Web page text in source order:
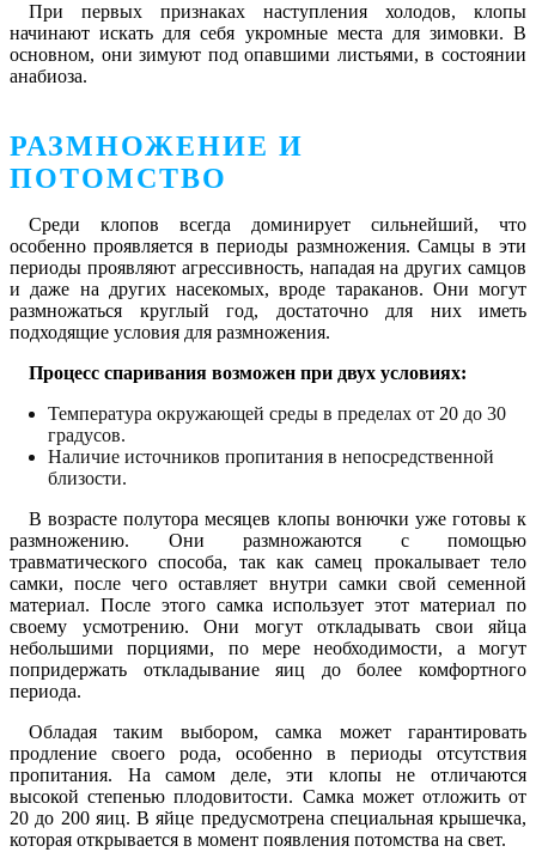
При первых признаках наступления холодов, клопы
начинают искать для себя укромные места для зимовки. В
основном, они зимуют под опавшими листьями, в состоянии
анабиоза.
РАЗМНОЖЕНИЕ И
ПОТОМСТВО
Среди клопов всегда доминирует сильнейший, что
особенно проявляется в периоды размножения. Самцы в эти
периоды проявляют агрессивность, нападая на других самцов
и даже на других насекомых, вроде тараканов. Они могут
размножаться круглый год, достаточно для них иметь
подходящие условия для размножения.
Процесс спаривания возможен при двух условиях:
Температура окружающей среды в пределах от 20 до 30
градусов.
Наличие источников пропитания в непосредственной
близости.
В возрасте полутора месяцев клопы вонючки уже готовы к
размножению. Они размножаются с помощью
травматического способа, так как самец прокалывает тело
самки, после чего оставляет внутри самки свой семенной
материал. После этого самка использует этот материал по
своему усмотрению. Они могут откладывать свои яйца
небольшими порциями, по мере необходимости, а могут
попридержать откладывание яиц до более комфортного
периода.
Обладая таким выбором, самка может гарантировать
продление своего рода, особенно в периоды отсутствия
пропитания. На самом деле, эти клопы не отличаются
высокой степенью плодовитости. Самка может отложить от
20 до 200 яиц. В яйце предусмотрена специальная крышечка,
которая открывается в момент появления потомства на свет.